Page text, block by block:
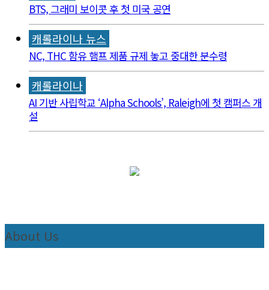
BTS, 그래미 보이콧 후 첫 미국 공연
캐롤라이나 뉴스
NC, THC 함유 햄프 제품 규제 놓고 중대한 분수령
캐롤라이나
AI 기반 사립학교 ‘Alpha Schools’, Raleigh에 첫 캠퍼스 개
설
About Us